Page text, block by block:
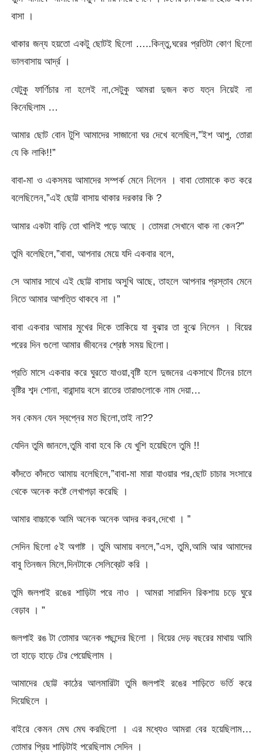
বাসা ।
থাকার জন্য হয়তো একটু ছোটই ছিলো …..কিন্তু,ঘরের প্রতিটা কোণ ছিলো
ভালবাসায় আর্দ্র ।
যেটুকু ফার্ণিচার না হলেই না,সেটুকু আমরা দুজন কত যত্ন নিয়েই না
কিনেছিলাম …
আমার ছোট বোন টুশি আমাদের সাজানো ঘর দেখে বলেছিল,”ইশ আপু, তোরা
যে কি লাকি!!”
বাবা-মা ও একসময় আমাদের সম্পর্ক মেনে নিলেন । বাবা তোমাকে কত করে
বলেছিলেন,”এই ছোট্ট বাসায় থাকার দরকার কি ?
আমার একটা বাড়ি তো খালিই পড়ে আছে । তোমরা সেখানে থাক না কেন?”
তুমি বলেছিলে,”বাবা, আপনার মেয়ে যদি একবার বলে,
সে আমার সাথে এই ছোট্ট বাসায় অসুখি আছে, তাহলে আপনার প্রস্তাব মেনে
নিতে আমার আপত্তি থাকবে না ।”
বাবা একবার আমার মুখের দিকে তাকিয়ে যা বুঝার তা বুঝে নিলেন । বিয়ের
পরের দিন গুলো আমার জীবনের শ্রেষ্ঠ সময় ছিলো।
প্রতি মাসে একবার করে ঘুরতে যাওয়া,বৃষ্টি হলে দুজনের একসাথে টিনের চালে
বৃষ্টির শব্দ শোনা, বারান্দায় বসে রাতের তারাগুলোকে নাম দেয়া…
সব কেমন যেন স্বপ্নের মত ছিলো,তাই না??
যেদিন তুমি জানলে,তুমি বাবা হবে কি যে খুশি হয়েছিলে তুমি !!
কাঁদতে কাঁদতে আমায় বলেছিলে,”বাবা-মা মারা যাওয়ার পর,ছোট চাচার সংসারে
থেকে অনেক কষ্টে লেখাপড়া করেছি ।
আমার বাচ্চাকে আমি অনেক অনেক আদর করব,দেখো । ”
সেদিন ছিলো ৫ই অগাষ্ট । তুমি আমায় বললে,”এস, তুমি,আমি আর আমাদের
বাবু তিনজন মিলে,দিনটাকে সেলিব্রেট করি ।
তুমি জলপাই রঙের শাড়িটা পরে নাও । আমরা সারাদিন রিকশায় চড়ে ঘুরে
বেড়াব । ”
জলপাই রঙ টা তোমার অনেক পছন্দের ছিলো । বিয়ের দেড় বছরের মাথায় আমি
তা হাড়ে হাড়ে টের পেয়েছিলাম ।
আমাদের ছোট্ট কাঠের আলমারিটা তুমি জলপাই রঙের শাড়িতে ভর্তি করে
দিয়েছিলে ।
বাইরে কেমন মেঘ মেঘ করছিলো । এর মধ্যেও আমরা বের হয়েছিলাম…
তোমার প্রিয় শাড়িটাই পরেছিলাম সেদিন ।